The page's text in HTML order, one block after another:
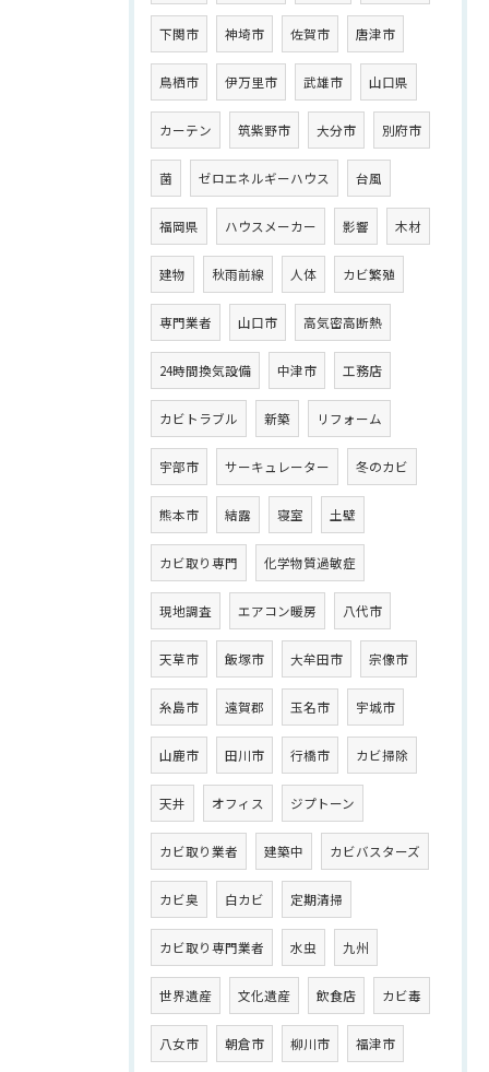
下関市 神埼市 佐賀市 唐津市
鳥栖市 伊万里市 武雄市 山口県
カーテン 筑紫野市 大分市 別府市
菌 ゼロエネルギーハウス 台風
福岡県 ハウスメーカー 影響 木材
建物 秋雨前線 人体 カビ繁殖
専門業者 山口市 高気密高断熱
24時間換気設備 中津市 工務店
カビトラブル 新築 リフォーム
宇部市 サーキュレーター 冬のカビ
熊本市 結露 寝室 土壁
カビ取り専門 化学物質過敏症
現地調査 エアコン暖房 八代市
天草市 飯塚市 大牟田市 宗像市
糸島市 遠賀郡 玉名市 宇城市
山鹿市 田川市 行橋市 カビ掃除
天井 オフィス ジプトーン
カビ取り業者 建築中 カビバスターズ
カビ臭 白カビ 定期清掃
カビ取り専門業者 水虫 九州
世界遺産 文化遺産 飲食店 カビ毒
八女市 朝倉市 柳川市 福津市